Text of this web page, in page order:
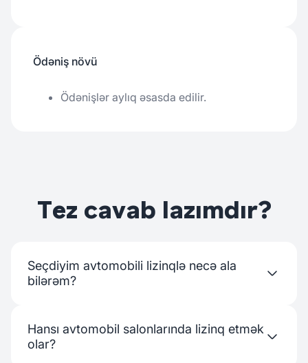
Ödəniş növü
Tez cavab lazımdır?
Seçdiyim avtomobili lizinqlə necə ala
bilərəm?
seçirsiniz və salondakı nümayəndəyə müraciət
edirsiniz. Rəsmiləşdirmə elə yerindəcə həyata
Hansı avtomobil salonlarında lizinq etmək
olar?